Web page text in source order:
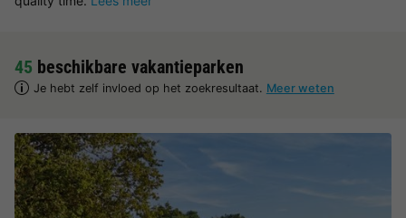
45 beschikbare vakantieparken
Je hebt zelf invloed op het zoekresultaat. Meer weten